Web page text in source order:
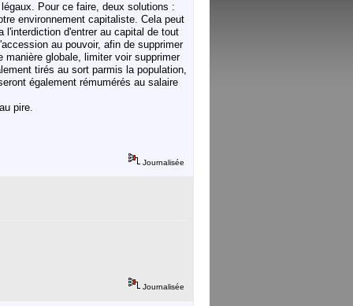
Pour ce faire, deux solutions :
environnement capitaliste. Cela peut
l'interdiction d'entrer au capital de tout
au pouvoir, afin de supprimer
manière globale, limiter voir supprimer
tirés au sort parmis la population,
également rémumérés au salaire
pire.
Journalisée
Journalisée